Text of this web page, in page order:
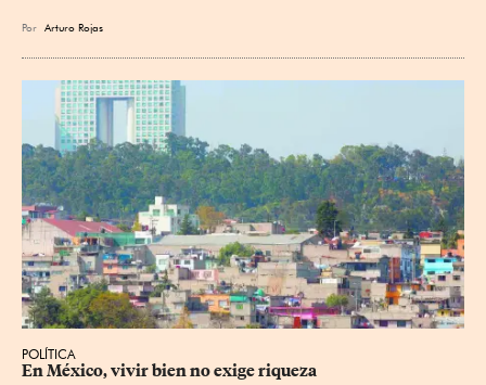
Por Arturo Rojas
POLÍTICA
En México, vivir bien no exige riqueza